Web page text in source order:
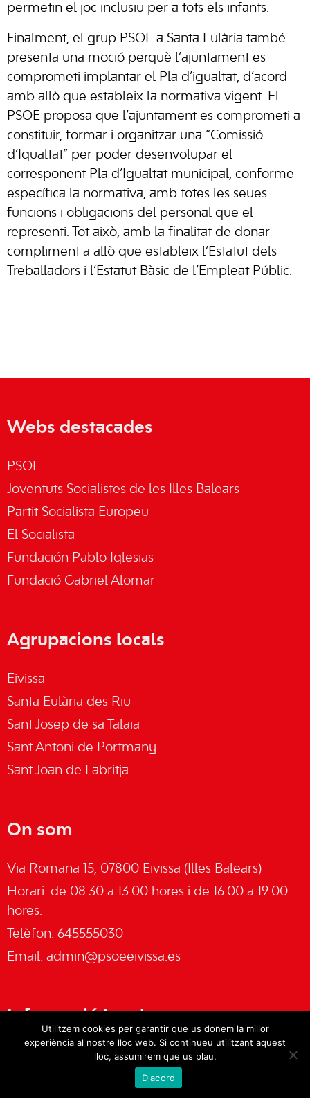
permetin el joc inclusiu per a tots els infants.
Finalment, el grup PSOE a Santa Eulària també
presenta una moció perquè l’ajuntament es
comprometi implantar el Pla d’igualtat, d’acord
amb allò que estableix la normativa vigent. El
PSOE proposa que l’ajuntament es comprometi a
constituir, formar i organitzar una “Comissió
d’Igualtat” per poder desenvolupar el
corresponent Pla d’Igualtat municipal, conforme
específica la normativa, amb totes les seues
funcions i obligacions del personal que el
representi. Tot això, amb la finalitat de donar
compliment a allò que estableix l’Estatut dels
Treballadors i l’Estatut Bàsic de l’Empleat Públic.
Webs destacades
PSOE
Joventuts Socialistes de les Illes Balears
Partit Socialista Europeu
El Socialista
Fundación Pablo Iglesias
Fundació Gabriel Alomar
Agrupacions locals
Eivissa
Santa Eulària des Riu
Sant Josep de sa Talaia
Sant Antoni de Portmany
Sant Joan de Labritja
On som
Via Romana 15, 07800 Eivissa (Illes Balears)
Horari: de 08.30 a 13.00 hores i de 16.00 a 19.00
hores.
Telèfon: 645555030
Email: admin@psoeeivissa.es
Informació legal
Política de privacitat
Utilitzem cookies per garantir que us donem la millor
experiència al nostre lloc web. Si continueu utilitzant aquest
lloc, assumirem que us plau.
D'acord